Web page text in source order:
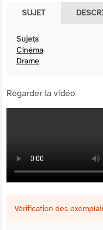
SUJET
Sujets
Cinéma
Drame
Regarder la vidéo
Vérification des